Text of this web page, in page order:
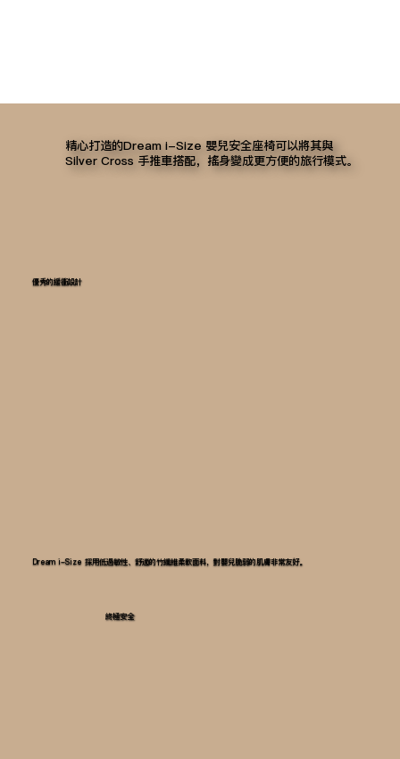
精心打造的Dream i-Size 嬰兒安全座椅可以將其與
Silver Cross 手推車搭配，搖身變成更方便的旅行模式。
Dream i-Size 採用低過敏性、舒適的竹纖維柔軟面料，對嬰兒脆弱的肌膚非常友好。
優秀的緩衝設計
終極安全